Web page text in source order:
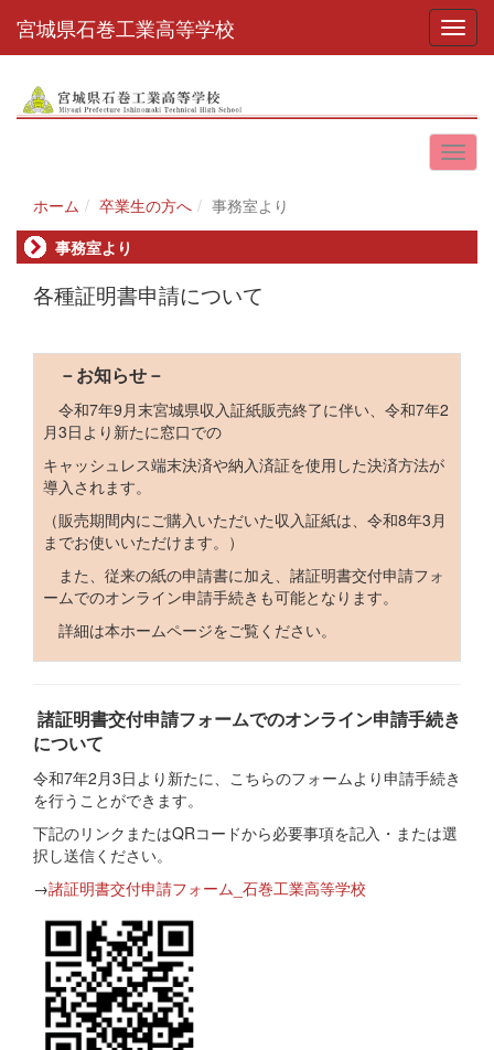
宮城県石巻工業高等学校
ホーム 卒業生の方へ
事務室より
事務室より
各種証明書申請について
－お知らせ－
令和7年9月末宮城県収入証紙販売終了に伴い、令和7年2
月3日より新たに窓口での
キャッシュレス端末決済や納入済証を使用した決済方法が
導入されます。
（販売期間内にご購入いただいた収入証紙は、令和8年3月
までお使いいただけます。）
また、従来の紙の申請書に加え、諸証明書交付申請フォ
ームでのオンライン申請手続きも可能となります。
詳細は本ホームページをご覧ください。
諸証明書交付申請フォームでのオンライン申請手続き
について
令和7年2月3日より新たに、こちらのフォームより申請手続き
を行うことができます。
下記のリンクまたはQRコードから必要事項を記入・または選
択し送信ください。
→諸証明書交付申請フォーム_石巻工業高等学校